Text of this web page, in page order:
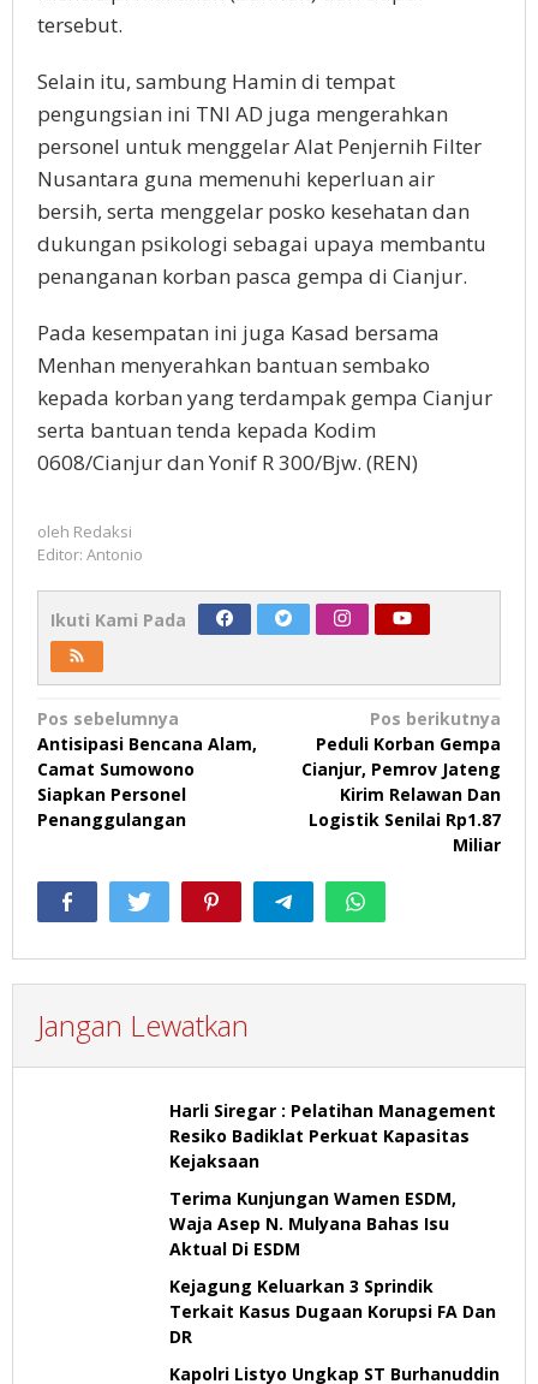
tersebut.
Selain itu, sambung Hamin di tempat
pengungsian ini TNI AD juga mengerahkan
personel untuk menggelar Alat Penjernih Filter
Nusantara guna memenuhi keperluan air
bersih, serta menggelar posko kesehatan dan
dukungan psikologi sebagai upaya membantu
penanganan korban pasca gempa di Cianjur.
Pada kesempatan ini juga Kasad bersama
Menhan menyerahkan bantuan sembako
kepada korban yang terdampak gempa Cianjur
serta bantuan tenda kepada Kodim
0608/Cianjur dan Yonif R 300/Bjw. (REN)
oleh Redaksi
Editor: Antonio
Ikuti Kami Pada
Navigasi
pos
Pos sebelumnya
Antisipasi Bencana Alam,
Camat Sumowono
Siapkan Personel
Penanggulangan
Pos berikutnya
Peduli Korban Gempa
Cianjur, Pemrov Jateng
Kirim Relawan Dan
Logistik Senilai Rp1.87
Miliar
Jangan Lewatkan
Harli Siregar : Pelatihan Management
Resiko Badiklat Perkuat Kapasitas
Kejaksaan
Terima Kunjungan Wamen ESDM,
Waja Asep N. Mulyana Bahas Isu
Aktual Di ESDM
Kejagung Keluarkan 3 Sprindik
Terkait Kasus Dugaan Korupsi FA Dan
DR
Kapolri Listyo Ungkap ST Burhanuddin